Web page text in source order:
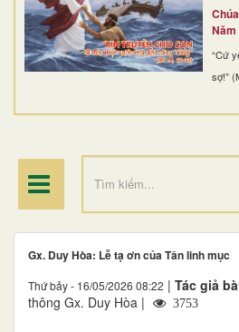
Năm
“Cứ
sợ!”
BAN MỤC VỤ
ĐOÀN THỂ CG
ĐIỂM HÀNH HƯƠNG
Gx. Duy Hòa: Lễ tạ ơn của Tân linh mục
Thứ bảy - 16/05/2026 08:22 | Tác giả
thông Gx. Duy Hòa |
3753